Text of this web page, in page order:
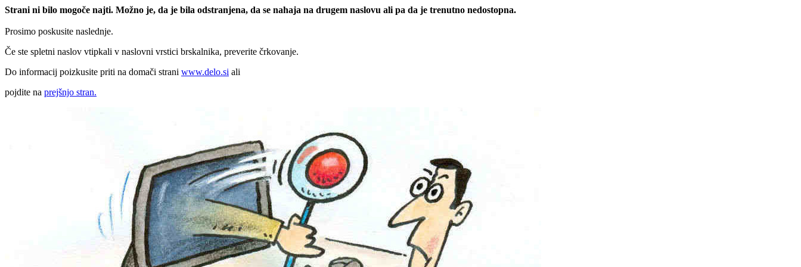
Strani ni bilo mogoče najti. Možno je, da je bila odstranjena, da se nahaja na drugem naslovu ali pa da je trenutno nedostopna.
Prosimo poskusite naslednje.
Če ste spletni naslov vtipkali v naslovni vrstici brskalnika, preverite črkovanje.
Do informacij poizkusite priti na domači strani www.delo.si ali
pojdite na prejšnjo stran.